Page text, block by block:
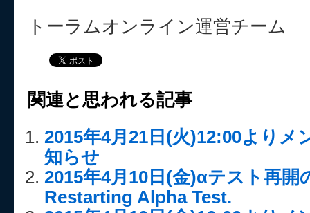
トーラムオンライン運営チーム
関連と思われる記事
2015年4月21日(火)12:00よりメ
知らせ
2015年4月10日(金)αテスト再開
Restarting Alpha Test.